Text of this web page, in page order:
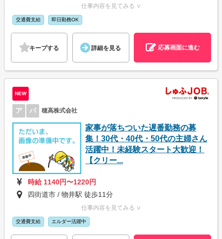
仕事内容を見てみる ∨
交通費支給 即日勤務OK
キープする 詳細を見る 応募画面に進む
NEW
ア パ 穂高株式会社
家事が落ちついた遅番勤務の募
集！30代・40代・50代の主婦さん
活躍中！未経験スタート大歓迎！
【クリー...
時給 1140円〜1220円
四街道市 / 物井駅 徒歩11分
仕事内容を見てみる ∨
交通費支給 エルダー活躍中